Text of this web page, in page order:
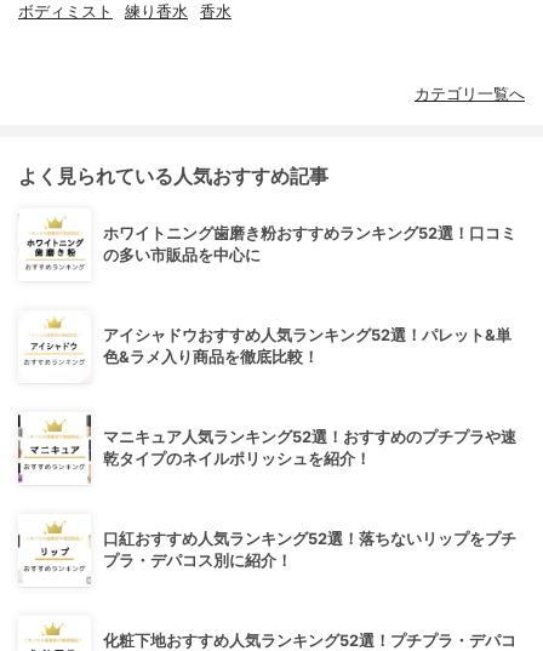
ボディミスト 練り香水 香水
カテゴリ一覧へ
よく見られている人気おすすめ記事
ホワイトニング歯磨き粉おすすめランキング52選！口コミ
の多い市販品を中心に
アイシャドウおすすめ人気ランキング52選！パレット&単
色&ラメ入り商品を徹底比較！
マニキュア人気ランキング52選！おすすめのプチプラや速
乾タイプのネイルポリッシュを紹介！
口紅おすすめ人気ランキング52選！落ちないリップをプチ
プラ・デパコス別に紹介！
化粧下地おすすめ人気ランキング52選！プチプラ・デパコ